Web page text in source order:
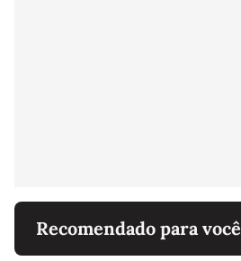
Recomendado para você